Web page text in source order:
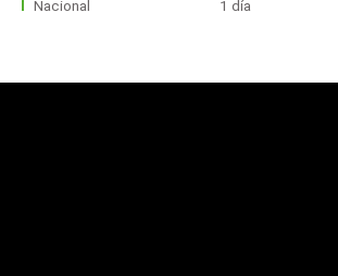
Nacional 1 día